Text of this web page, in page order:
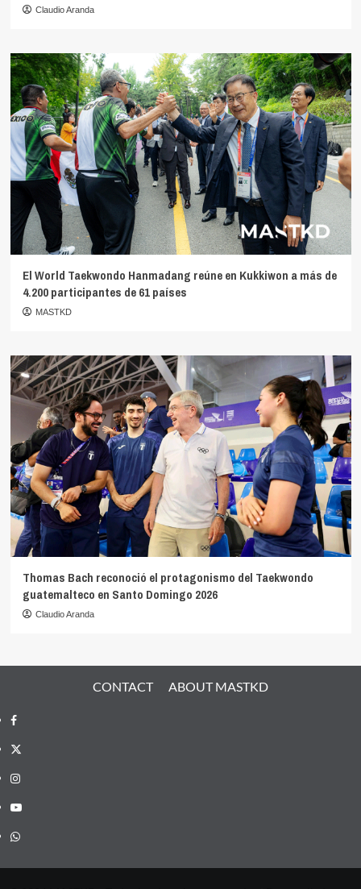
Claudio Aranda
El World Taekwondo Hanmadang reúne en Kukkiwon a más de
4.200 participantes de 61 países
MASTKD
Thomas Bach reconoció el protagonismo del Taekwondo
guatemalteco en Santo Domingo 2026
Claudio Aranda
CONTACT ABOUT MASTKD
Facebook
X
Instagram
YouTube
Whatsapp